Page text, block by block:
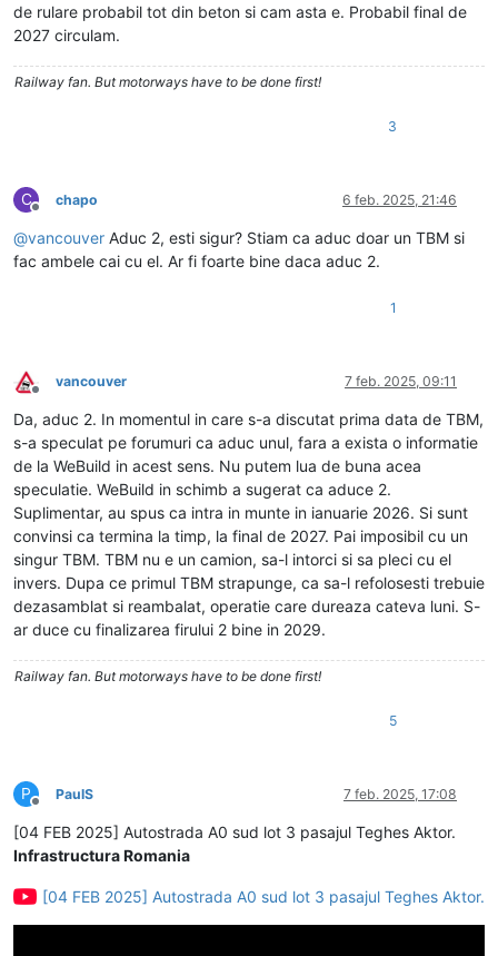
de rulare probabil tot din beton si cam asta e. Probabil final de
2027 circulam.
Railway fan. But motorways have to be done first!
3
C
Deconectat
chapo 6 feb. 2025, 21:46
@vancouver Aduc 2, esti sigur? Stiam ca aduc doar un TBM si
fac ambele cai cu el. Ar fi foarte bine daca aduc 2.
1
Deconectat
vancouver 7 feb. 2025, 09:11
Da, aduc 2. In momentul in care s-a discutat prima data de TBM,
s-a speculat pe forumuri ca aduc unul, fara a exista o informatie
de la WeBuild in acest sens. Nu putem lua de buna acea
speculatie. WeBuild in schimb a sugerat ca aduce 2.
Suplimentar, au spus ca intra in munte in ianuarie 2026. Si sunt
convinsi ca termina la timp, la final de 2027. Pai imposibil cu un
singur TBM. TBM nu e un camion, sa-l intorci si sa pleci cu el
invers. Dupa ce primul TBM strapunge, ca sa-l refolosesti trebuie
dezasamblat si reambalat, operatie care dureaza cateva luni. S-
ar duce cu finalizarea firului 2 bine in 2029.
Railway fan. But motorways have to be done first!
5
P
Deconectat
PaulS 7 feb. 2025, 17:08
[04 FEB 2025] Autostrada A0 sud lot 3 pasajul Teghes Aktor.
Infrastructura Romania
[04 FEB 2025] Autostrada A0 sud lot 3 pasajul Teghes Aktor.